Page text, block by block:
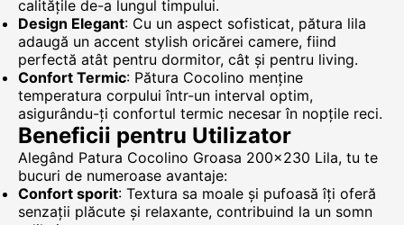
calitățile de-a lungul timpului.
Design Elegant: Cu un aspect sofisticat, pătura lila
adaugă un accent stylish oricărei camere, fiind
perfectă atât pentru dormitor, cât și pentru living.
Confort Termic: Pătura Cocolino menține
temperatura corpului într-un interval optim,
asigurându-ți confortul termic necesar în nopțile reci.
Beneficii pentru Utilizator
Alegând Patura Cocolino Groasa 200x230 Lila, tu te
bucuri de numeroase avantaje:
Confort sporit: Textura sa moale și pufoasă îți oferă
senzații plăcute și relaxante, contribuind la un somn